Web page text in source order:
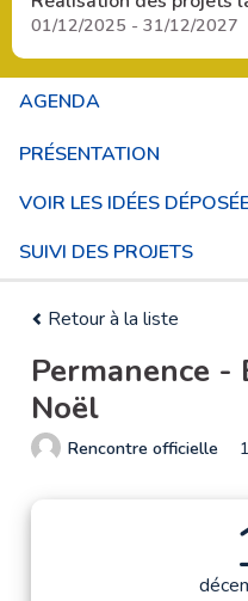
01/12/2025 - 31/12/2027
AGENDA
PRÉSENTATION
VOIR LES IDÉES
SUIVI DES PROJETS
Retour à la liste
Permanence -
Noël
Rencontre officielle